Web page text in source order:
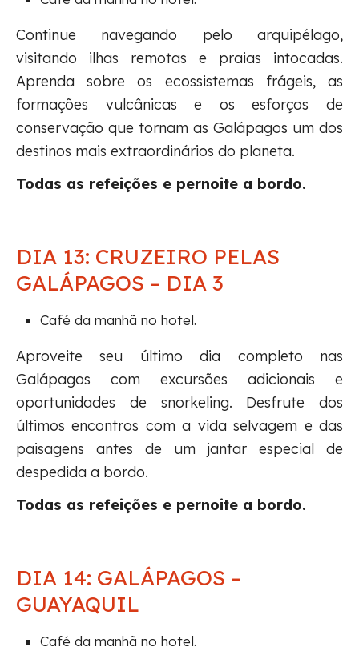
Continue navegando pelo arquipélago,
visitando ilhas remotas e praias intocadas.
Aprenda sobre os ecossistemas frágeis, as
formações vulcânicas e os esforços de
conservação que tornam as Galápagos um dos
destinos mais extraordinários do planeta.
Todas as refeições e pernoite a bordo.
DIA 13: CRUZEIRO PELAS
GALÁPAGOS – DIA 3
Café da manhã no hotel.
Aproveite seu último dia completo nas
Galápagos com excursões adicionais e
oportunidades de snorkeling. Desfrute dos
últimos encontros com a vida selvagem e das
paisagens antes de um jantar especial de
despedida a bordo.
Todas as refeições e pernoite a bordo.
DIA 14: GALÁPAGOS –
GUAYAQUIL
Café da manhã no hotel.